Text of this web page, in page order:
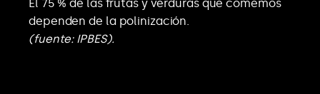
El 75 % de las frutas y verduras que comemos
dependen de la polinización.
(fuente: IPBES).